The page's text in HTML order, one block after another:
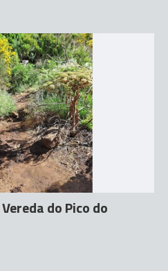
do Pico do